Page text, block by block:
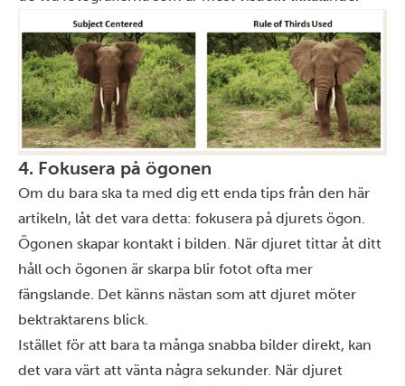
4. Fokusera på ögonen
Om du bara ska ta med dig ett enda tips från den här
artikeln, låt det vara detta: fokusera på djurets ögon.
Ögonen skapar kontakt i bilden. När djuret tittar åt ditt
håll och ögonen är skarpa blir fotot ofta mer
fängslande. Det känns nästan som att djuret möter
bektraktarens blick.
Istället för att bara ta många snabba bilder direkt, kan
det vara värt att vänta några sekunder. När djuret